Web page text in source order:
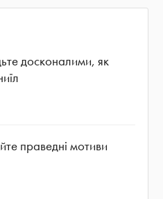
досконалими, як
праведні мотиви